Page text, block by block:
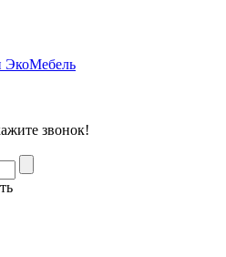
звонок!